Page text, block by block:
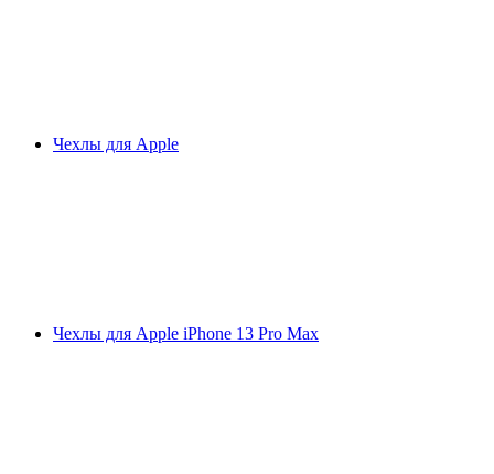
Чехлы для Apple
Чехлы для Apple iPhone 13 Pro Max